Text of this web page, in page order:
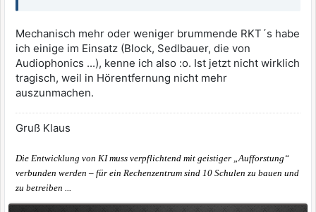
Mechanisch mehr oder weniger brummende RKT´s habe
ich einige im Einsatz (Block, Sedlbauer, die von
Audiophonics ...), kenne ich also :o. Ist jetzt nicht wirklich
tragisch, weil in Hörentfernung nicht mehr
auszunmachen.
Gruß Klaus
Die Entwicklung von KI muss verpflichtend mit geistiger „Aufforstung“
verbunden werden – für ein Rechenzentrum sind 10 Schulen zu bauen und
zu betreiben ...